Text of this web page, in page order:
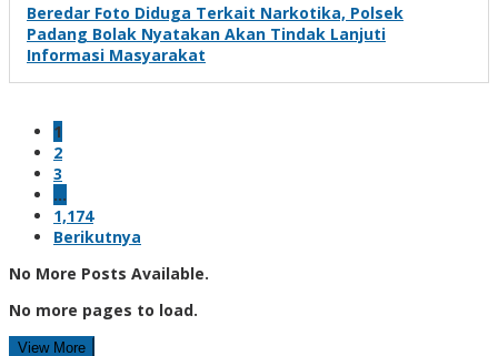
Beredar Foto Diduga Terkait Narkotika, Polsek
Padang Bolak Nyatakan Akan Tindak Lanjuti
Informasi Masyarakat
1
2
3
…
1,174
Berikutnya
No More Posts Available.
No more pages to load.
View More